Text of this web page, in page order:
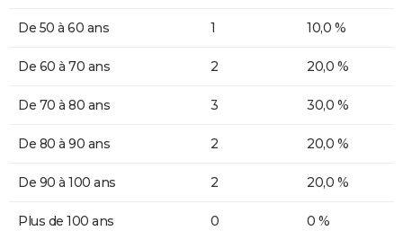
De 50 à 60 ans 1 10,0 %
De 60 à 70 ans 2 20,0 %
De 70 à 80 ans 3 30,0 %
De 80 à 90 ans 2 20,0 %
De 90 à 100 ans 2 20,0 %
Plus de 100 ans 0 0 %